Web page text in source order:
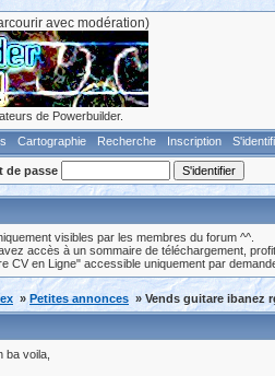
avec modération)
de Powerbuilder.
Cartographie Recherche Inscription
de passe
visibles par les membres du forum ^^.
accès à un sommaire de téléchargement,
CV en Ligne" accessible uniquement par
» Petites annonces » Vends guitare ibanez
ba voila,